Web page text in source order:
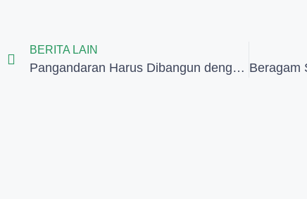
BERITA LAIN
Pangandaran Harus Dibangun dengan Melibatkan Pemerintah Pusat